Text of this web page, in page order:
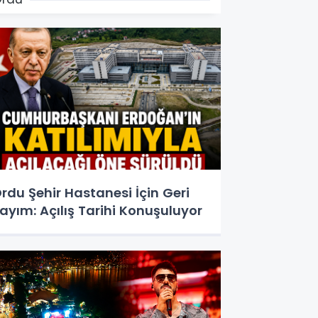
Şehir Hastanesi İçin Geri
Açılış Tarihi Konuşuluyor